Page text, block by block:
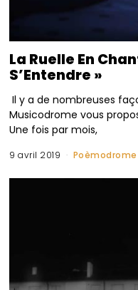
La Ruelle En
S’Entendre »
Il y a de nombreuses
Musicodrome vous
Une fois par mois,
9 avril 2019 Poèmodrome